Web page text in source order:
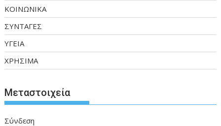
ΚΟΙΝΩΝΙΚΑ
ΣΥΝΤΑΓΕΣ
ΥΓΕΙΑ
ΧΡΗΣΙΜΑ
Μεταστοιχεία
Σύνδεση